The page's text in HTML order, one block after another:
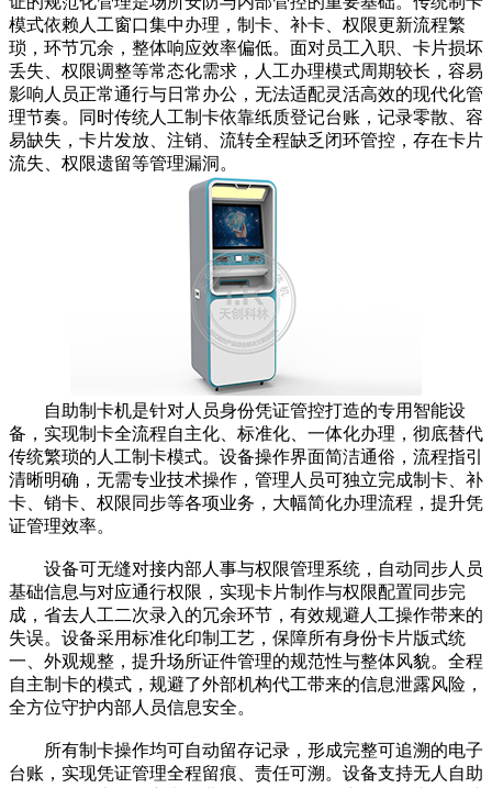
模式依赖人工窗口集中办理，制卡、补卡、权限更新流程繁
琐，环节冗余，整体响应效率偏低。面对员工入职、卡片损坏
丢失、权限调整等常态化需求，人工办理模式周期较长，容易
影响人员正常通行与日常办公，无法适配灵活高效的现代化管
理节奏。同时传统人工制卡依靠纸质登记台账，记录零散、容
易缺失，卡片发放、注销、流转全程缺乏闭环管控，存在卡片
流失、权限遗留等管理漏洞。
自助制卡机是针对人员身份凭证管控打造的专用智能设
备，实现制卡全流程自主化、标准化、一体化办理，彻底替代
传统繁琐的人工制卡模式。设备操作界面简洁通俗，流程指引
清晰明确，无需专业技术操作，管理人员可独立完成制卡、补
卡、销卡、权限同步等各项业务，大幅简化办理流程，提升凭
证管理效率。
设备可无缝对接内部人事与权限管理系统，自动同步人员
基础信息与对应通行权限，实现卡片制作与权限配置同步完
成，省去人工二次录入的冗余环节，有效规避人工操作带来的
失误。设备采用标准化印制工艺，保障所有身份卡片版式统
一、外观规整，提升场所证件管理的规范性与整体风貌。全程
自主制卡的模式，规避了外部机构代工带来的信息泄露风险，
全方位守护内部人员信息安全。
所有制卡操作均可自动留存记录，形成完整可追溯的电子
台账，实现凭证管理全程留痕、责任可溯。设备支持无人自助